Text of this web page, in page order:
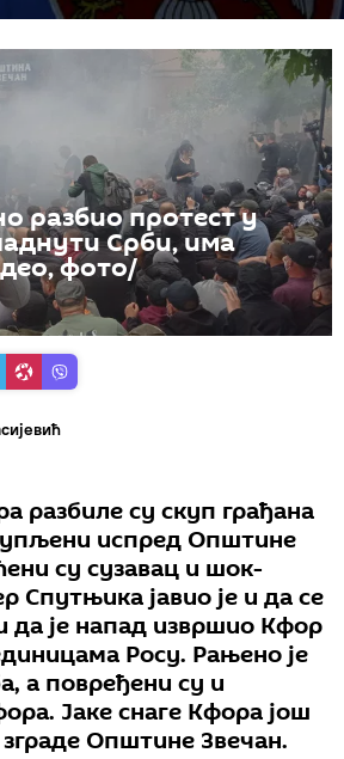
разбио протест у
Срби, има
фото/
разбиле су скуп грађана
испред Општине
су сузавац и шок-
Спутњика јавио је и да се
да је напад извршио Кфор
Росу. Рањено је
а повређени су и
Јаке снаге Кфора још
Општине Звечан.